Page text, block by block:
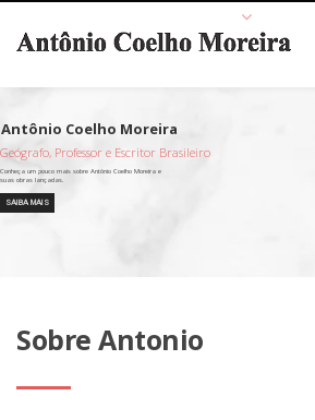
Geógrafo, Professor e Escritor Brasileiro
SAIBA MAIS
Sobre Antonio